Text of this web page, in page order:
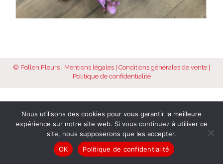
© Pollen Fleurs | Mentions légales Conditions générales de vente
Politique de confidentialité
Nous utilisons des cookies pour vous garantir la meilleure
expérience sur notre site web. Si vous continuez à utiliser ce
site, nous supposerons que les accepter.
OK
Politique de confidentialité